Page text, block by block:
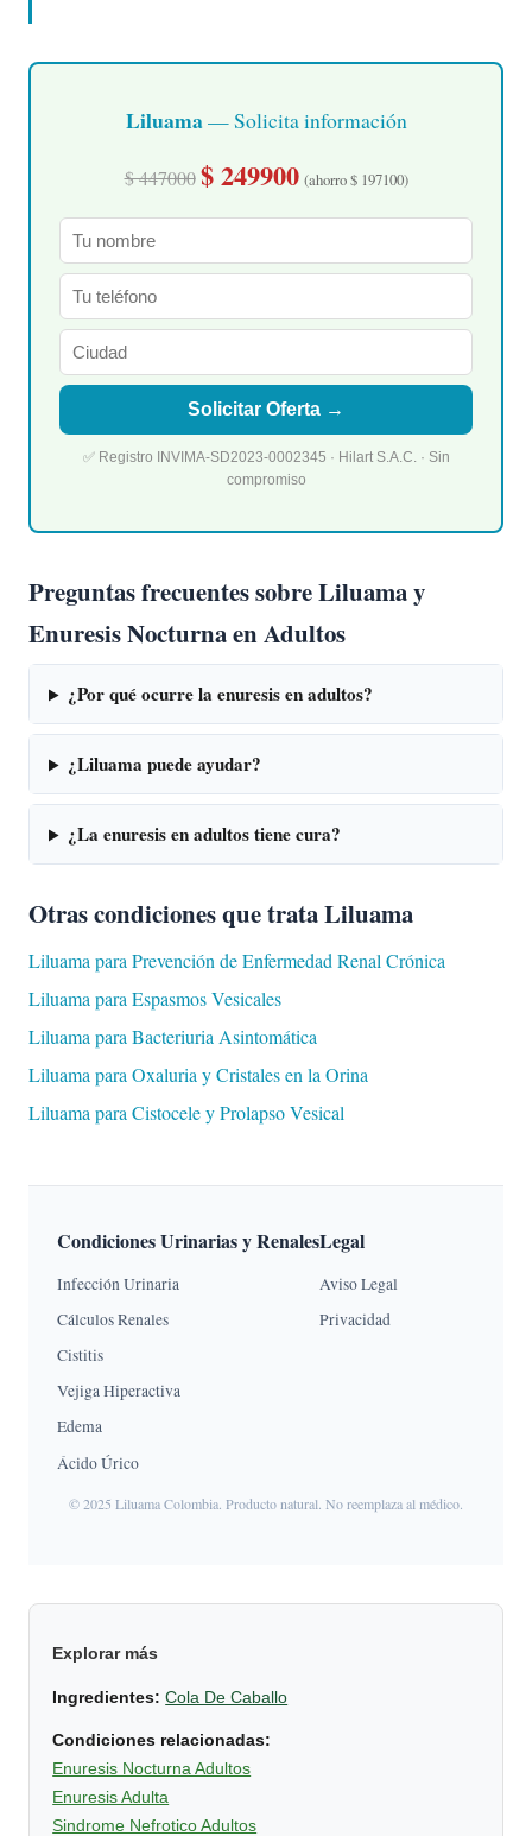
Liluama— Solicita información
$ 447000 $ 249900 (ahorro $ 197100)
Solicitar Oferta →
✅ Registro INVIMA-SD2023-0002345 · Hilart S.A.C. · Sin
compromiso
Preguntas frecuentes sobre Liluama y
Enuresis Nocturna en Adultos
¿Por qué ocurre la enuresis en adultos?
¿Liluama puede ayudar?
¿La enuresis en adultos tiene cura?
Otras condiciones que trata Liluama
Liluama para Prevención de Enfermedad Renal Crónica
Liluama para Espasmos Vesicales
Liluama para Bacteriuria Asintomática
Liluama para Oxaluria y Cristales en la Orina
Liluama para Cistocele y Prolapso Vesical
Condiciones Urinarias y Renales
Infección Urinaria
Cálculos Renales
Cistitis
Vejiga Hiperactiva
Edema
Ácido Úrico
Legal
Aviso Legal
Privacidad
© 2025 Liluama Colombia. Producto natural. No reemplaza al médico.
Explorar más
Ingredientes: Cola De Caballo
Condiciones relacionadas:
Enuresis Nocturna Adultos
Enuresis Adulta
Sindrome Nefrotico Adultos